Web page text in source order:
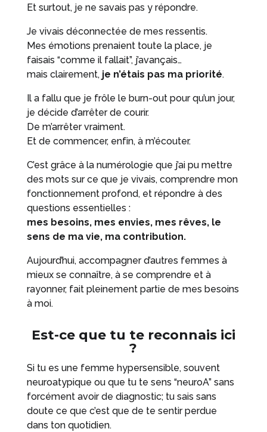
Et surtout, je ne savais pas y répondre.
Je vivais déconnectée de mes ressentis.
Mes émotions prenaient toute la place, je
faisais “comme il fallait”, j’avançais…
mais clairement, je n’étais pas ma priorité.
Il a fallu que je frôle le burn-out pour qu’un jour,
je décide d’arrêter de courir.
De m’arrêter vraiment.
Et de commencer, enfin, à m’écouter.
C’est grâce à la numérologie que j’ai pu mettre
des mots sur ce que je vivais, comprendre mon
fonctionnement profond, et répondre à des
questions essentielles :
mes besoins, mes envies, mes rêves, le
sens de ma vie, ma contribution.
Aujourd’hui, accompagner d’autres femmes à
mieux se connaître, à se comprendre et à
rayonner, fait pleinement partie de mes besoins
à moi.
Est-ce que tu te reconnais ici
?
Si tu es une femme hypersensible, souvent
neuroatypique ou que tu te sens “neuroA” sans
forcément avoir de diagnostic; tu sais sans
doute ce que c’est que de te sentir perdue
dans ton quotidien.